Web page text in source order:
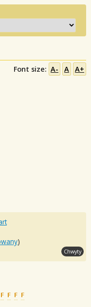
Font size: A- A A+
)
Chwyty
F F F F